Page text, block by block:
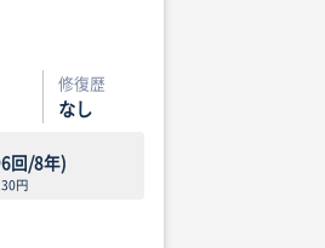
修復歴
なし
回/8年)
円